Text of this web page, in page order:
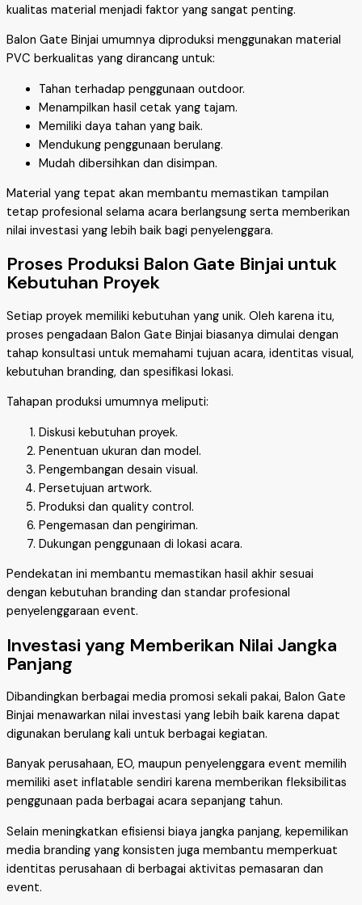
kualitas material menjadi faktor yang sangat penting.
Balon Gate Binjai umumnya diproduksi menggunakan material
PVC berkualitas yang dirancang untuk:
Tahan terhadap penggunaan outdoor.
Menampilkan hasil cetak yang tajam.
Memiliki daya tahan yang baik.
Mendukung penggunaan berulang.
Mudah dibersihkan dan disimpan.
Material yang tepat akan membantu memastikan tampilan
tetap profesional selama acara berlangsung serta memberikan
nilai investasi yang lebih baik bagi penyelenggara.
Proses Produksi Balon Gate Binjai untuk
Kebutuhan Proyek
Setiap proyek memiliki kebutuhan yang unik. Oleh karena itu,
proses pengadaan Balon Gate Binjai biasanya dimulai dengan
tahap konsultasi untuk memahami tujuan acara, identitas visual,
kebutuhan branding, dan spesifikasi lokasi.
Tahapan produksi umumnya meliputi:
Diskusi kebutuhan proyek.
Penentuan ukuran dan model.
Pengembangan desain visual.
Persetujuan artwork.
Produksi dan quality control.
Pengemasan dan pengiriman.
Dukungan penggunaan di lokasi acara.
Pendekatan ini membantu memastikan hasil akhir sesuai
dengan kebutuhan branding dan standar profesional
penyelenggaraan event.
Investasi yang Memberikan Nilai Jangka
Panjang
Dibandingkan berbagai media promosi sekali pakai, Balon Gate
Binjai menawarkan nilai investasi yang lebih baik karena dapat
digunakan berulang kali untuk berbagai kegiatan.
Banyak perusahaan, EO, maupun penyelenggara event memilih
memiliki aset inflatable sendiri karena memberikan fleksibilitas
penggunaan pada berbagai acara sepanjang tahun.
Selain meningkatkan efisiensi biaya jangka panjang, kepemilikan
media branding yang konsisten juga membantu memperkuat
identitas perusahaan di berbagai aktivitas pemasaran dan
event.